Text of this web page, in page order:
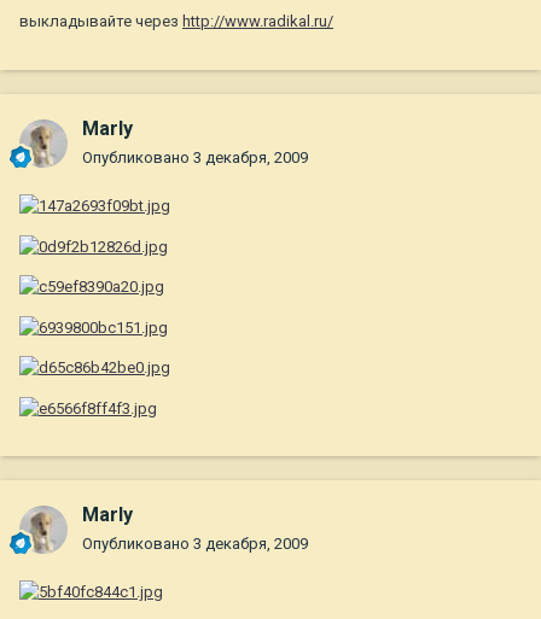
выкладывайте через http://www.radikal.ru/
Marly
Опубликовано 3 декабря, 2009
Marly
Опубликовано 3 декабря, 2009